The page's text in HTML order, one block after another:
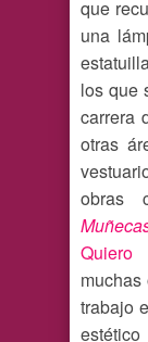
que
una
los que
carrera
otras
obras
Quiero
trabajo